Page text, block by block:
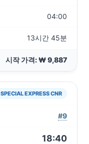
04:00
13시간 45분
시작 가격: ₩ 9,887
SPECIAL EXPRESS CNR
#9
18:40